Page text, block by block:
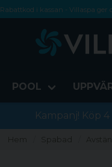
Rabattkod i kassan - Villaspa ger
Fri frakt från 1000 kr!
Betala med Swish, faktura eller
POOL
Kampanj! Köp
Hem Spabad